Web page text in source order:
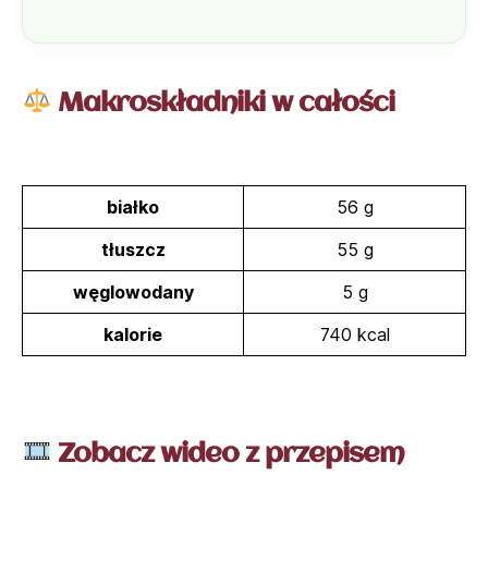
Makroskładniki w całości
białko
56 g
tłuszcz
55 g
węglowodany
5 g
kalorie
740 kcal
Zobacz wideo z przepisem